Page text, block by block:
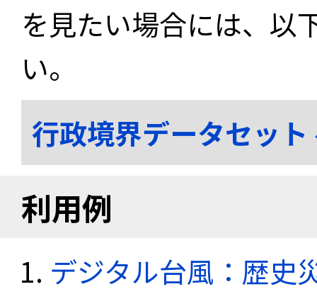
を見たい場合には、以
い。
行政境界データセッ
利用例
デジタル台風：歴史